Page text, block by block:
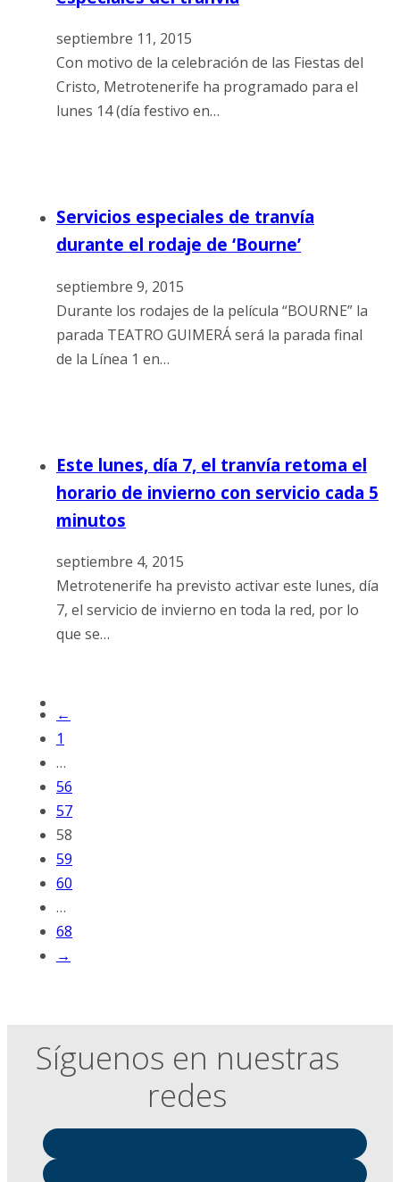
septiembre 11, 2015
Con motivo de la celebración de las Fiestas del
Cristo, Metrotenerife ha programado para el
lunes 14 (día festivo en…
Servicios especiales de tranvía
durante el rodaje de ‘Bourne’
septiembre 9, 2015
Durante los rodajes de la película “BOURNE” la
parada TEATRO GUIMERÁ será la parada final
de la Línea 1 en…
Este lunes, día 7, el tranvía retoma el
horario de invierno con servicio cada 5
minutos
septiembre 4, 2015
Metrotenerife ha previsto activar este lunes, día
7, el servicio de invierno en toda la red, por lo
que se…
←
1
…
56
57
58
59
60
…
68
→
Síguenos en nuestras
redes